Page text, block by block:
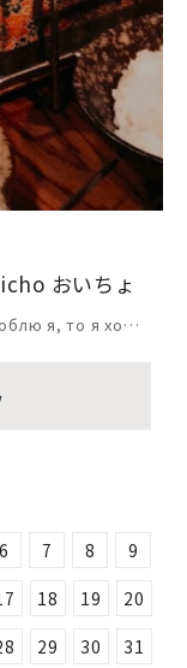
おいちょ
я, то я хо…
6 7 8
9
18 19
20
29 30
31